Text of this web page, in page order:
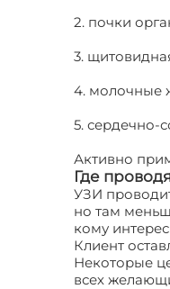
2. почки
3.
4. молочные
5. сердечно-
Активно
Где
УЗИ
но там
кому
Клиент
Некоторые
всех